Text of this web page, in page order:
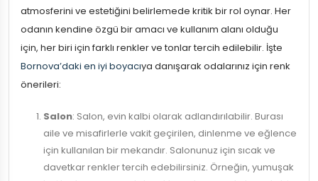
atmosferini ve estetiğini belirlemede kritik bir rol oynar. Her
odanın kendine özgü bir amacı ve kullanım alanı olduğu
için, her biri için farklı renkler ve tonlar tercih edilebilir. İşte
Bornova’daki en iyi boyacıya danışarak odalarınız için renk
önerileri:
Salon: Salon, evin kalbi olarak adlandırılabilir. Burası
aile ve misafirlerle vakit geçirilen, dinlenme ve eğlence
için kullanılan bir mekandır. Salonunuz için sıcak ve
davetkar renkler tercih edebilirsiniz. Örneğin, yumuşak